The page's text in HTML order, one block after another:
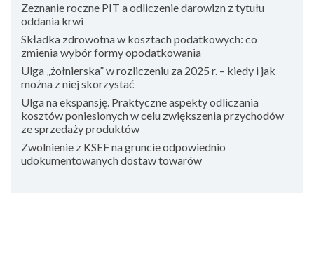
Zeznanie roczne PIT a odliczenie darowizn z tytułu
oddania krwi
Składka zdrowotna w kosztach podatkowych: co
zmienia wybór formy opodatkowania
Ulga „żołnierska” w rozliczeniu za 2025 r. – kiedy i jak
można z niej skorzystać
Ulga na ekspansję. Praktyczne aspekty odliczania
kosztów poniesionych w celu zwiększenia przychodów
ze sprzedaży produktów
Zwolnienie z KSEF na gruncie odpowiednio
udokumentowanych dostaw towarów